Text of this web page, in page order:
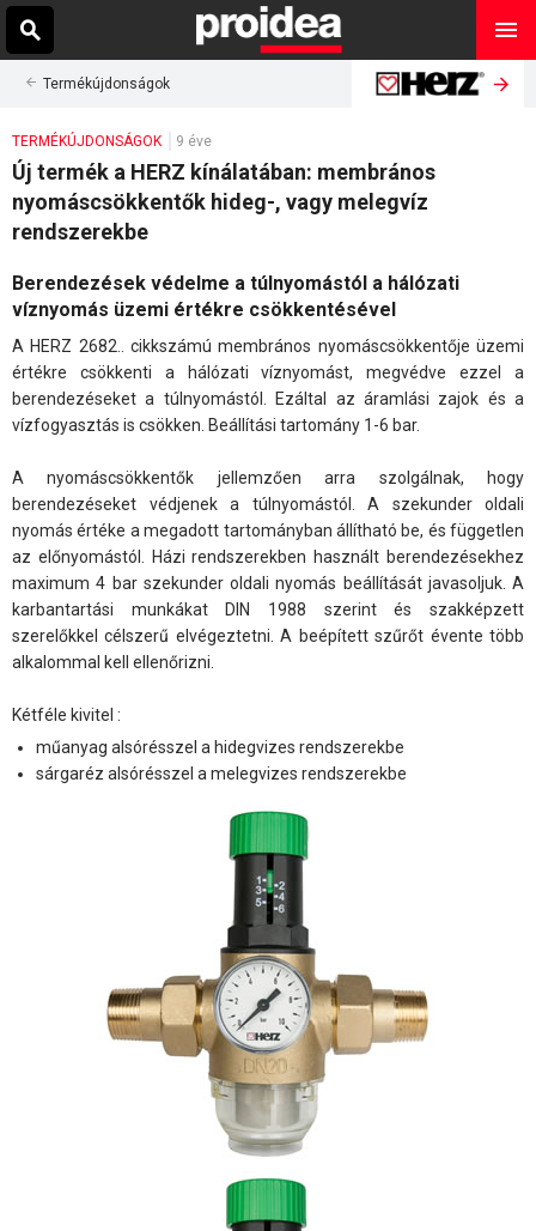
Termékújdonságok
TERMÉKÚJDONSÁGOK 9 éve
Új termék a HERZ kínálatában: membrános
nyomáscsökkentők hideg-, vagy melegvíz
rendszerekbe
Berendezések védelme a túlnyomástól a hálózati
víznyomás üzemi értékre csökkentésével
A HERZ 2682.. cikkszámú membrános nyomáscsökkentője üzemi
értékre csökkenti a hálózati víznyomást, megvédve ezzel a
berendezéseket a túlnyomástól. Ezáltal az áramlási zajok és a
vízfogyasztás is csökken. Beállítási tartomány 1-6 bar.
A nyomáscsökkentők jellemzően arra szolgálnak, hogy
berendezéseket védjenek a túlnyomástól. A szekunder oldali
nyomás értéke a megadott tartományban állítható be, és független
az előnyomástól. Házi rendszerekben használt berendezésekhez
maximum 4 bar szekunder oldali nyomás beállítását javasoljuk. A
karbantartási munkákat DIN 1988 szerint és szakképzett
szerelőkkel célszerű elvégeztetni. A beépített szűrőt évente több
alkalommal kell ellenőrizni.
Kétféle kivitel :
műanyag alsórésszel a hidegvizes rendszerekbe
sárgaréz alsórésszel a melegvizes rendszerekbe